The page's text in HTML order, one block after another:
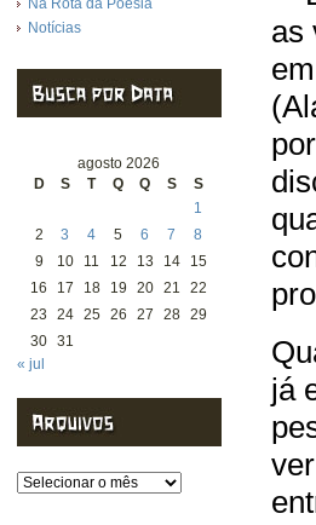
Na Rota da Poesia
Notícias
agosto 2026
D
S T Q Q S
S
1
2
3 4 5 6 7
8
9
10 11 12 13 14
15
16
17 18 19 20 21
22
23
24 25 26 27 28 29
30 31
« jul
Arquivos
as
já